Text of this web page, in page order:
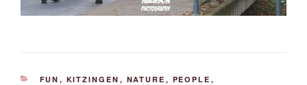
KATEGORIEN
FUN , KITZINGEN , NATURE , PEOPLE ,